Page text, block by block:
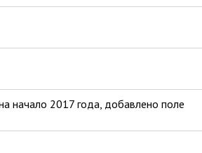
начало 2017 года, добавлено поле